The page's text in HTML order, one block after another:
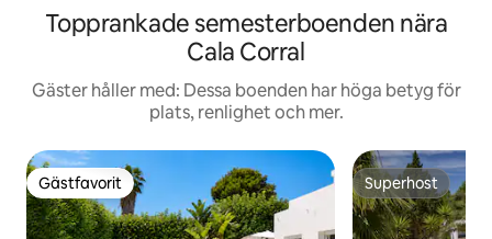
Topprankade semesterboenden nära
Cala Corral
Gäster håller med: Dessa boenden har höga betyg för
plats, renlighet och mer.
Gästfavorit
Gästfavorit Superhost
Superhost